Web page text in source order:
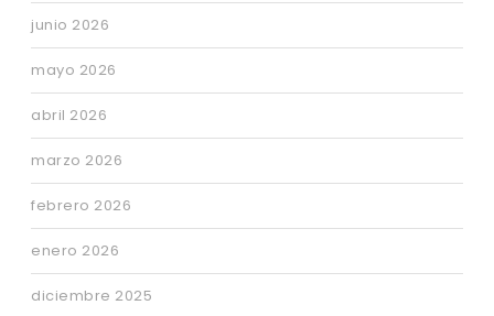
junio 2026
mayo 2026
abril 2026
marzo 2026
febrero 2026
enero 2026
diciembre 2025